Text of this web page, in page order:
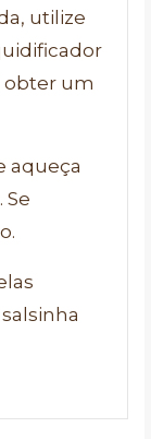
utilize
obter um
aqueça